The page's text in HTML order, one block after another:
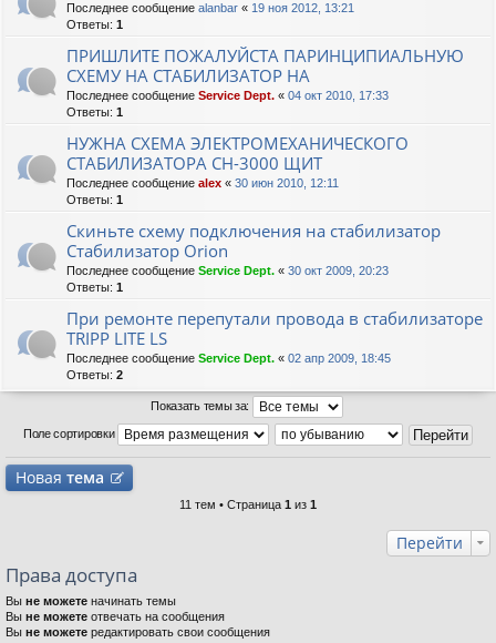
Последнее сообщение alanbar « 19 ноя 2012, 13:21
Ответы: 1
ПРИШЛИТЕ ПОЖАЛУЙСТА ПАРИНЦИПИАЛЬНУЮ
СХЕМУ НА СТАБИЛИЗАТОР НА
Последнее сообщение Service Dept. « 04 окт 2010, 17:33
Ответы: 1
НУЖНА СХЕМА ЭЛЕКТРОМЕХАНИЧЕСКОГО
СТАБИЛИЗАТОРА СН-3000 ЩИТ
Последнее сообщение alex « 30 июн 2010, 12:11
Ответы: 1
Скиньте схему подключения на стабилизатор
Стабилизатор Orion
Последнее сообщение Service Dept. « 30 окт 2009, 20:23
Ответы: 1
При ремонте перепутали провода в стабилизаторе
TRIPP LITE LS
Последнее сообщение Service Dept. « 02 апр 2009, 18:45
Ответы: 2
Показать темы за:
Поле сортировки
Новая тема
11 тем • Страница 1 из 1
Перейти
Права доступа
Вы не можете начинать темы
Вы не можете отвечать на сообщения
Вы не можете редактировать свои сообщения